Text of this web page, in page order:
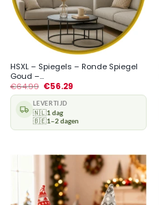
HSXL – Spiegels – Ronde Spiegel
Goud –...
€64.99 €56.29
LEVERTIJD
🇳🇱1 dag
🇧🇪1–2 dagen